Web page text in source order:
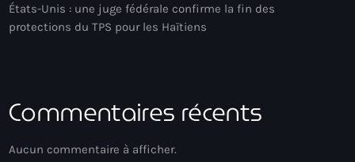
États-Unis : une juge fédérale confirme la fin des
protections du TPS pour les Haïtiens
Commentaires récents
Aucun commentaire à afficher.